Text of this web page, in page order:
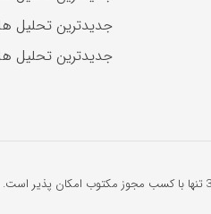
جدیدترین تحلیل
جدیدترین تحلیل